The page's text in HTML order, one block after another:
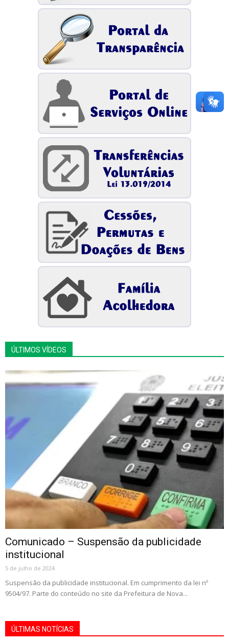
ÚLTIMOS VÍDEOS
Comunicado – Suspensão da publicidade
institucional
5 de julho de 2024
Suspensão da publicidade institucional. Em cumprimento da lei nº
9504/97. Parte do conteúdo no site da Prefeitura de Nova...
ÚLTIMAS NOTÍCIAS